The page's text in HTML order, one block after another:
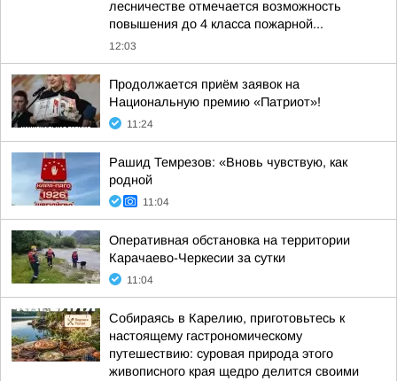
лесничестве отмечается возможность
повышения до 4 класса пожарной...
12:03
Продолжается приём заявок на
Национальную премию «Патриот»!
11:24
Рашид Темрезов: «Вновь чувствую, как
родной
11:04
Оперативная обстановка на территории
Карачаево-Черкесии за сутки
11:04
Собираясь в Карелию, приготовьтесь к
настоящему гастрономическому
путешествию: суровая природа этого
живописного края щедро делится своими